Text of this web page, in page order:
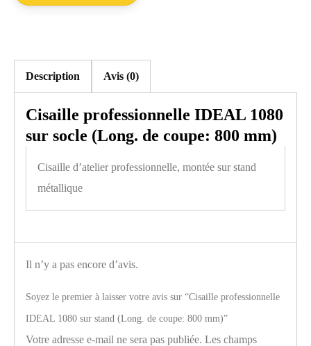
Description Avis (0)
Cisaille professionnelle IDEAL 1080
sur socle (Long. de coupe: 800 mm)
Cisaille d’atelier professionnelle, montée sur stand
métallique
Il n’y a pas encore d’avis.
Soyez le premier à laisser votre avis sur “Cisaille professionnelle
IDEAL 1080 sur stand (Long. de coupe: 800 mm)”
Votre adresse e-mail ne sera pas publiée. Les champs